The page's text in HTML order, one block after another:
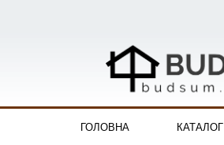
ГОЛОВНА КАТАЛОГ